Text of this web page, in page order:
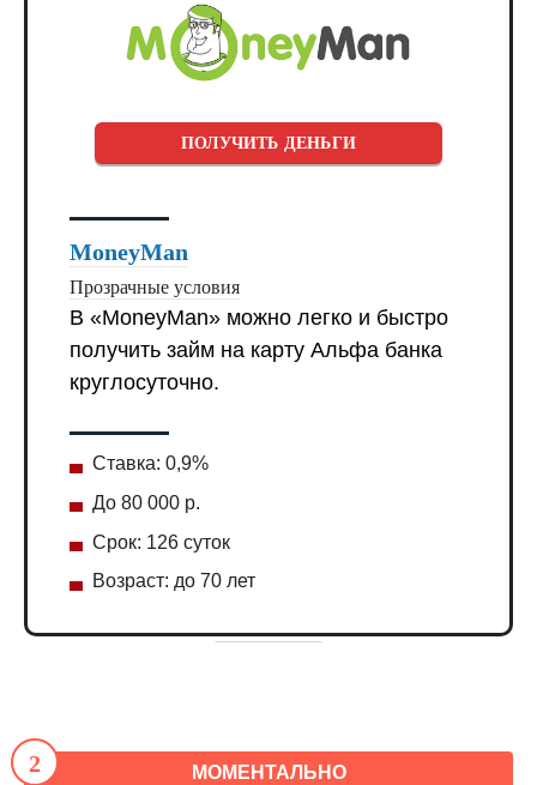
ПОЛУЧИТЬ ДЕНЬГИ
MoneyMan
Прозрачные условия
В «MoneyMan» можно легко и быстро
получить займ на карту Альфа банка
круглосуточно.
Ставка: 0,9%
До 80 000 р.
Срок: 126 суток
Возраст: до 70 лет
МОМЕНТАЛЬНО
2